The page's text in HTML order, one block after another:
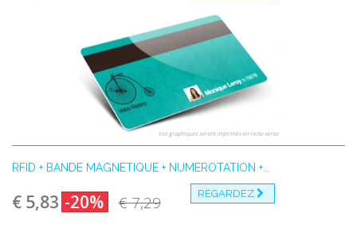
Vos graphiques seront imprimés en recto verso
RFID + BANDE MAGNÉTIQUE + NUMÉROTATION +...
€ 5,83 -20% € 7,29 REGARDEZ